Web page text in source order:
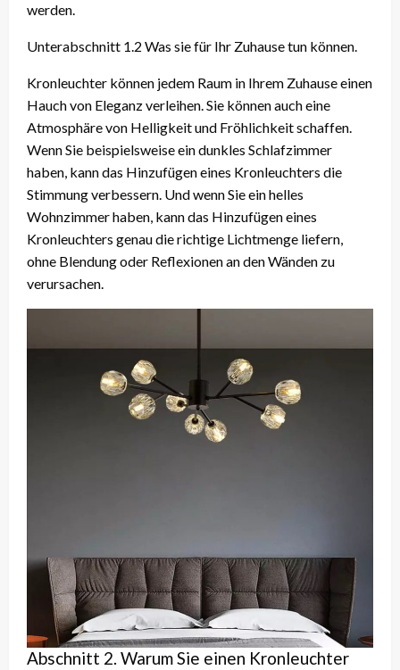
werden.
Unterabschnitt 1.2 Was sie für Ihr Zuhause tun können.
Kronleuchter können jedem Raum in Ihrem Zuhause einen
Hauch von Eleganz verleihen. Sie können auch eine
Atmosphäre von Helligkeit und Fröhlichkeit schaffen.
Wenn Sie beispielsweise ein dunkles Schlafzimmer
haben, kann das Hinzufügen eines Kronleuchters die
Stimmung verbessern. Und wenn Sie ein helles
Wohnzimmer haben, kann das Hinzufügen eines
Kronleuchters genau die richtige Lichtmenge liefern,
ohne Blendung oder Reflexionen an den Wänden zu
verursachen.
Abschnitt 2. Warum Sie einen Kronleuchter